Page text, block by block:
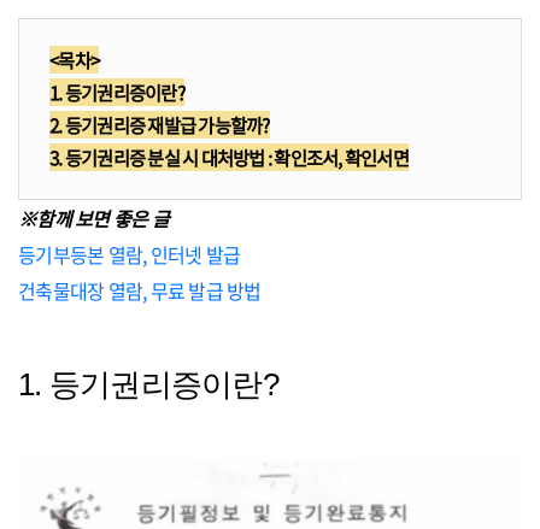
<목차>
1. 등기권리증이란?
2. 등기권리증 재발급 가능할까?
3. 등기권리증 분실 시 대처방법 : 확인조서, 확인서면
※함께 보면 좋은 글
등기부등본 열람, 인터넷 발급
건축물대장 열람, 무료 발급 방법
1. 등기권리증이란?